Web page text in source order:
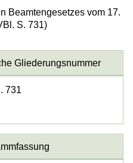
Beamtengesetzes vom 17.
S. 731)
Gliederungsnummer
731